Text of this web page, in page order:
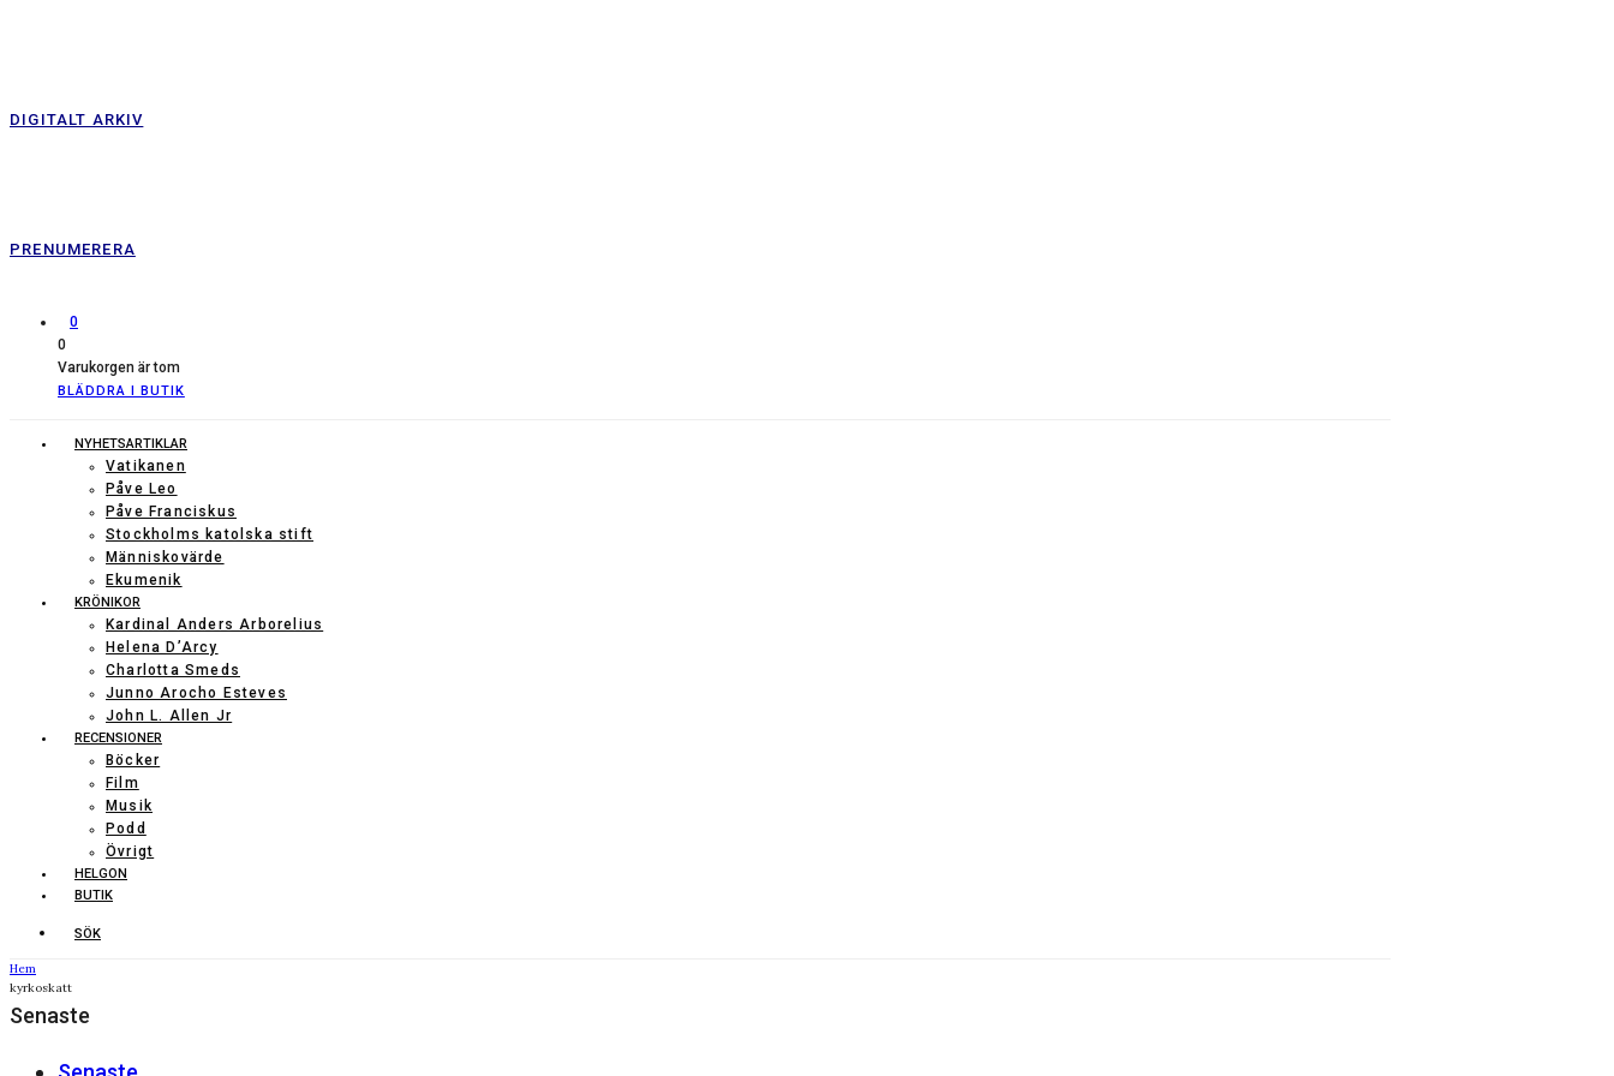
DIGITALT ARKIV
PRENUMERERA
0
0
Varukorgen är tom
BLÄDDRA I BUTIK
NYHETSARTIKLAR
Vatikanen
Påve Leo
Påve Franciskus
Stockholms katolska stift
Människovärde
Ekumenik
KRÖNIKOR
Kardinal Anders Arborelius
Helena D’Arcy
Charlotta Smeds
Junno Arocho Esteves
John L. Allen Jr
RECENSIONER
Böcker
Film
Musik
Podd
Övrigt
HELGON
BUTIK
SÖK
Hem
kyrkoskatt
Senaste